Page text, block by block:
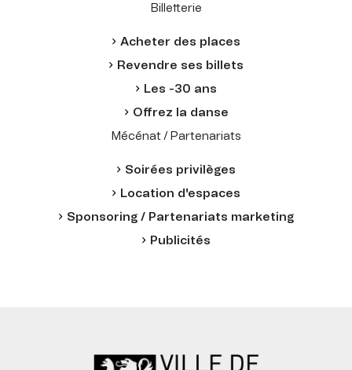
Billetterie
Acheter des places
Revendre ses billets
Les -30 ans
Offrez la danse
Mécénat / Partenariats
Soirées privilèges
Location d'espaces
Sponsoring / Partenariats marketing
Publicités